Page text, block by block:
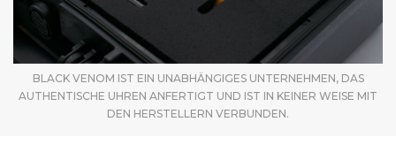
BLACK VENOM IST EIN UNABHÄNGIGES UNTERNEHMEN, DAS
AUTHENTISCHE UHREN ANFERTIGT UND IST IN KEINER WEISE MIT
DEN HERSTELLERN VERBUNDEN.